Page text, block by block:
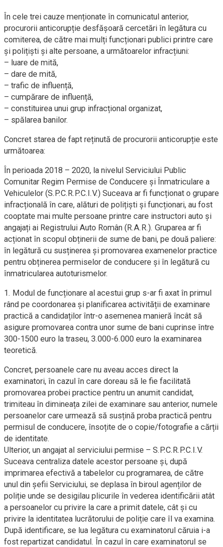
În cele trei cauze menționate în comunicatul anterior,
procurorii anticorupție desfășoară cercetări în legătura cu
comiterea, de către mai mulți funcționari publici printre care
și polițiști și alte persoane, a următoarelor infracțiuni:
– luare de mită,
– dare de mită,
– trafic de influență,
– cumpărare de influență,
– constituirea unui grup infracțional organizat,
– spălarea banilor.
Concret starea de fapt reținută de procurorii anticorupție este
următoarea:
În perioada 2018 – 2020, la nivelul Serviciului Public
Comunitar Regim Permise de Conducere și Înmatriculare a
Vehiculelor (S.P.C.R.P.C.I.V.) Suceava ar fi funcționat o grupare
infracțională în care, alături de polițiști și funcționari, au fost
cooptate mai multe persoane printre care instructori auto și
angajați ai Registrului Auto Român (R.A.R.). Gruparea ar fi
acționat în scopul obținerii de sume de bani, pe două paliere:
în legătură cu susținerea și promovarea examenelor practice
pentru obținerea permiselor de conducere și în legătură cu
înmatricularea autoturismelor.
1. Modul de funcționare al acestui grup s-ar fi axat în primul
rând pe coordonarea și planificarea activității de examinare
practică a candidaților într-o asemenea manieră încât să
asigure promovarea contra unor sume de bani cuprinse între
300-1500 euro la traseu, 3.000-6.000 euro la examinarea
teoretică.
Concret, persoanele care nu aveau acces direct la
examinatori, în cazul în care doreau să le fie facilitată
promovarea probei practice pentru un anumit candidat,
trimiteau în dimineața zilei de examinare sau anterior, numele
persoanelor care urmează să susțină proba practică pentru
permisul de conducere, însoțite de o copie/fotografie a cărții
de identitate.
Ulterior, un angajat al serviciului permise – S.P.C.R.P.C.I.V.
Suceava centraliza datele acestor persoane și, după
imprimarea efectivă a tabelelor cu programarea, de către
unul din șefii Serviciului, se deplasa în biroul agenților de
poliție unde se desigilau plicurile în vederea identificării atât
a persoanelor cu privire la care a primit datele, cât și cu
privire la identitatea lucrătorului de poliție care îl va examina.
După identificare, se lua legătura cu examinatorul căruia i-a
fost repartizat candidatul. În cazul în care examinatorul se